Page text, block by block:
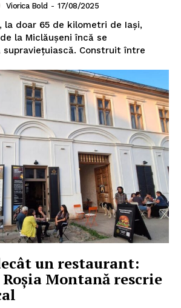
Viorica Bold - 17/08/2025
la doar 65 de kilometri de Iași,
la Miclăușeni încă se
supraviețuiască. Construit între
un restaurant:
Montană rescrie